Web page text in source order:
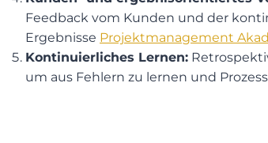
Feedback vom Kunden und der
Ergebnisse​ Projektmanagement
Kontinuierliches Lernen:
um aus Fehlern zu lernen und